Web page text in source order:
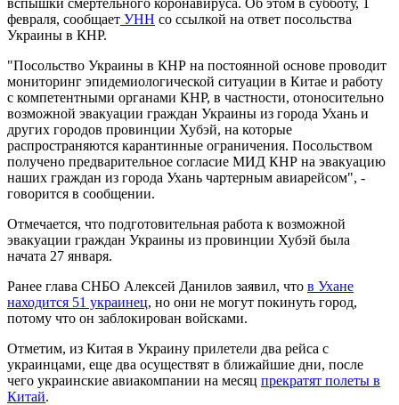
февраля, сообщает УНН со ссылкой на ответ посольства
Украины в КНР.
"Посольство Украины в КНР на постоянной основе проводит
мониторинг эпидемиологической ситуации в Китае и работу
с компетентными органами КНР, в частности, отоносительно
возможной эвакуации граждан Украины из города Ухань и
других городов провинции Хубэй, на которые
распространяются карантинные ограничения. Посольством
получено предварительное согласие МИД КНР на эвакуацию
наших граждан из города Ухань чартерным авиарейсом", -
говорится в сообщении.
Отмечается, что подготовительная работа к возможной
эвакуации граждан Украины из провинции Хубэй была
начата 27 января.
Ранее глава СНБО Алексей Данилов заявил, что в Ухане
находится 51 украинец, но они не могут покинуть город,
потому что он заблокирован войсками.
Отметим, из Китая в Украину прилетели два рейса с
украинцами, еще два осуществят в ближайшие дни, после
чего украинские авиакомпании на месяц прекратят полеты в
Китай.